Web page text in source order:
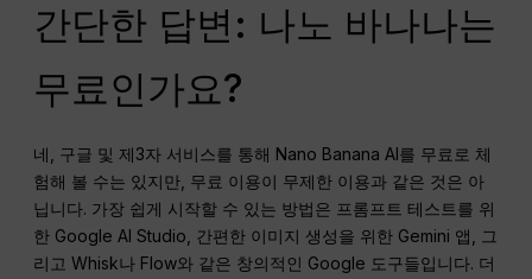
간단한 답변: 나노 바나나는
무료인가요?
네, 구글 및 제3자 서비스를 통해 Nano Banana AI를 무료로 체
험해 볼 수는 있지만, 무료 이용이 무제한 이용과 같은 것은 아
닙니다. 가장 쉽게 시작할 수 있는 방법은 프롬프트 테스트를 위
한 Google AI Studio, 간편한 이미지 생성을 위한 Gemini 앱, 그
리고 Whisk나 Flow와 같은 창의적인 Google 도구들입니다. 더